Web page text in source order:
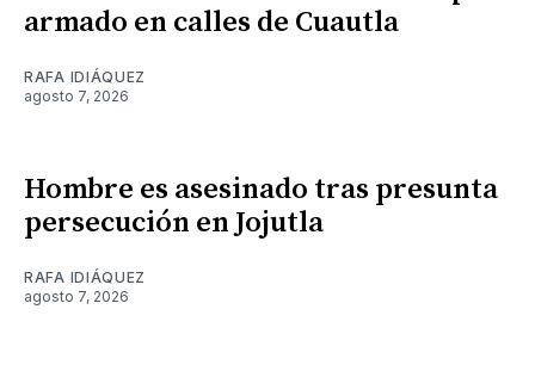
armado en calles de Cuautla
RAFA IDIÁQUEZ
agosto 7, 2026
Hombre es asesinado tras presunta
persecución en Jojutla
RAFA IDIÁQUEZ
agosto 7, 2026